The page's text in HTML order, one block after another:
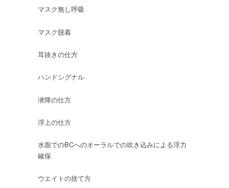
マスク無し呼吸
マスク脱着
耳抜きの仕方
ハンドシグナル
潜降の仕方
浮上の仕方
水面でのBCへのオーラルでの吹き込みによる浮力
確保
ウエイトの捨て方